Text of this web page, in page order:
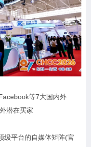
等7大国内外
潜在买家
级平台的自媒体矩阵(官